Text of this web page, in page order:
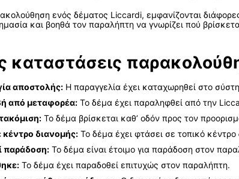
ενός δέματος Liccardi, εμφανίζονται
και βοηθά τον παραλήπτη να γνωρίζει πού
καταστάσεις
αποστολής: Η παραγγελία έχει καταχωρηθεί στο
από μεταφορέα: Το δέμα έχει παραληφθεί από την
Το δέμα βρίσκεται καθ’ οδόν προς τον
κέντρο διανομής: Το δέμα έχει φτάσει σε τοπικό κέντρο
παράδοση: Το δέμα είναι έτοιμο για παράδοση στον
Το δέμα έχει παραδοθεί επιτυχώς στον παραλήπτη.